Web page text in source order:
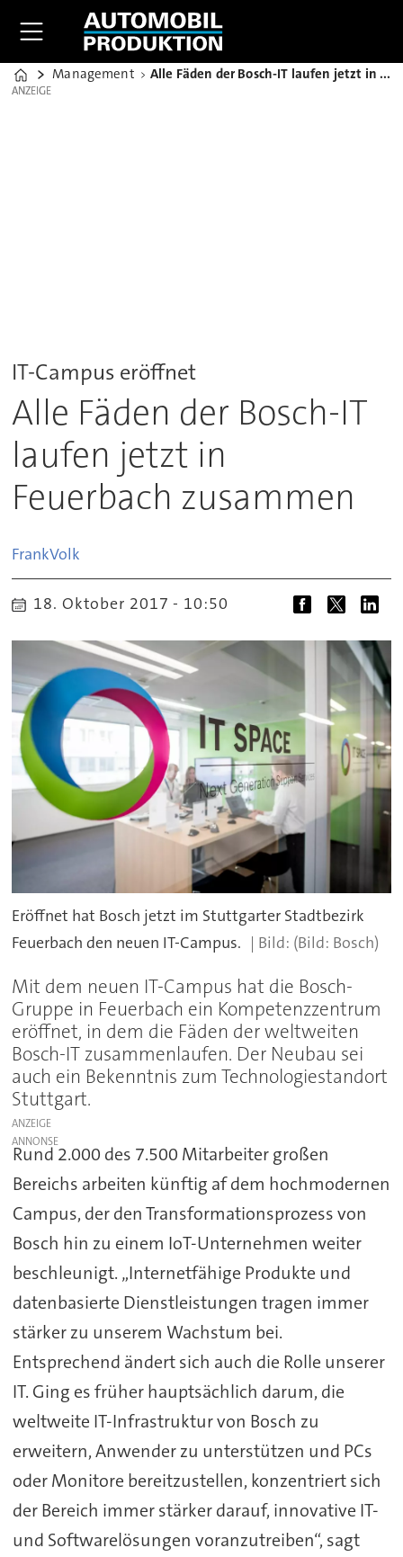
Home
Management Alle Fäden der Bosch-IT laufen jetzt in Feuerbach zusammen
ANZEIGE
ANZEIGE
IT-Campus eröffnet
Alle Fäden der Bosch-IT
laufen jetzt in
Feuerbach zusammen
FrankVolk
18. Oktober 2017 - 10:50
Eröffnet hat Bosch jetzt im Stuttgarter Stadtbezirk
Feuerbach den neuen IT-Campus.
(Bild: Bosch)
Mit dem neuen IT-Campus hat die Bosch-
Gruppe in Feuerbach ein Kompetenzzentrum
eröffnet, in dem die Fäden der weltweiten
Bosch-IT zusammenlaufen. Der Neubau sei
auch ein Bekenntnis zum Technologiestandort
Stuttgart.
ANZEIGE
Rund 2.000 des 7.500 Mitarbeiter großen
Bereichs arbeiten künftig af dem hochmodernen
Campus, der den Transformationsprozess von
Bosch hin zu einem IoT-Unternehmen weiter
beschleunigt. „Internetfähige Produkte und
datenbasierte Dienstleistungen tragen immer
stärker zu unserem Wachstum bei.
Entsprechend ändert sich auch die Rolle unserer
IT. Ging es früher hauptsächlich darum, die
weltweite IT-Infrastruktur von Bosch zu
erweitern, Anwender zu unterstützen und PCs
oder Monitore bereitzustellen, konzentriert sich
der Bereich immer stärker darauf, innovative IT-
und Softwarelösungen voranzutreiben“, sagt